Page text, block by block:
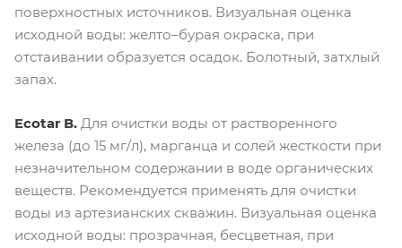
поверхностных источников. Визуальная оценка
исходной воды: желто–бурая окраска, при
отстаивании образуется осадок. Болотный, затхлый
запах.
Ecotar В. Для очистки воды от растворенного
железа (до 15 мг/л), марганца и солей жесткости при
незначительном содержании в воде органических
веществ. Рекомендуется применять для очистки
воды из артезианских скважин. Визуальная оценка
исходной воды: прозрачная, бесцветная, при